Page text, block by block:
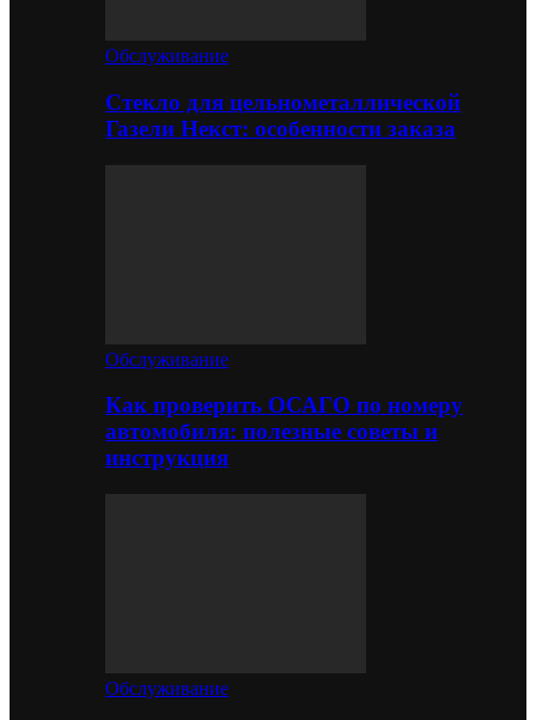
Обслуживание
Стекло для цельнометаллической
Газели Некст: особенности заказа
Обслуживание
Как проверить ОСАГО по номеру
автомобиля: полезные советы и
инструкция
Обслуживание